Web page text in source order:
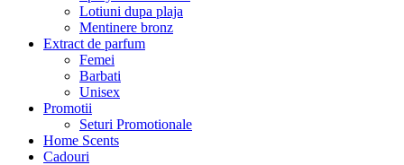
Lotiuni dupa plaja
Mentinere bronz
Extract de parfum
Femei
Barbati
Unisex
Promotii
Seturi Promotionale
Home Scents
Cadouri